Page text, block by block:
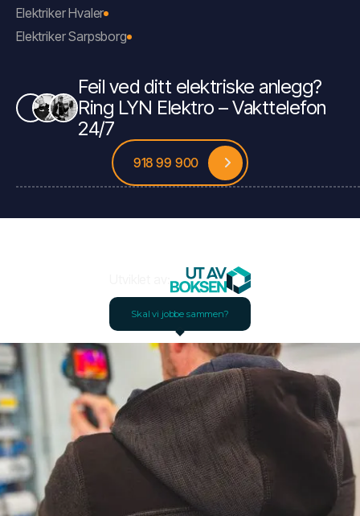
Elektriker Hvaler
Elektriker Sarpsborg
Feil ved ditt elektriske anlegg?
Ring LYN Elektro – Vakttelefon
24/7
918 99 900
Skal vi jobbe sammen?